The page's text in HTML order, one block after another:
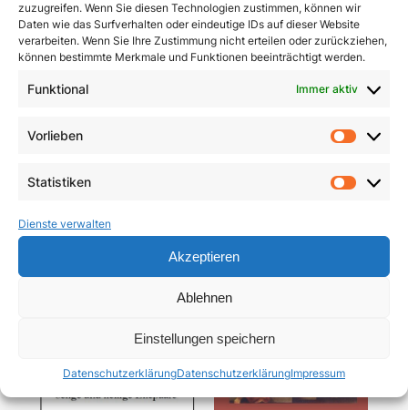
zuzugreifen. Wenn Sie diesen Technologien zustimmen, können wir
Daten wie das Surfverhalten oder eindeutige IDs auf dieser Website
verarbeiten. Wenn Sie Ihre Zustimmung nicht erteilen oder zurückziehen,
können bestimmte Merkmale und Funktionen beeinträchtigt werden.
Funktional Immer aktiv
Vorlieben
Statistiken
Dienste verwalten
Akzeptieren
Ablehnen
Einstellungen speichern
DatenschutzerklärungDatenschutzerklärungImpressum
Wir brauchen heilige
Gemeinsam unterwegs
in schwerer Zeit